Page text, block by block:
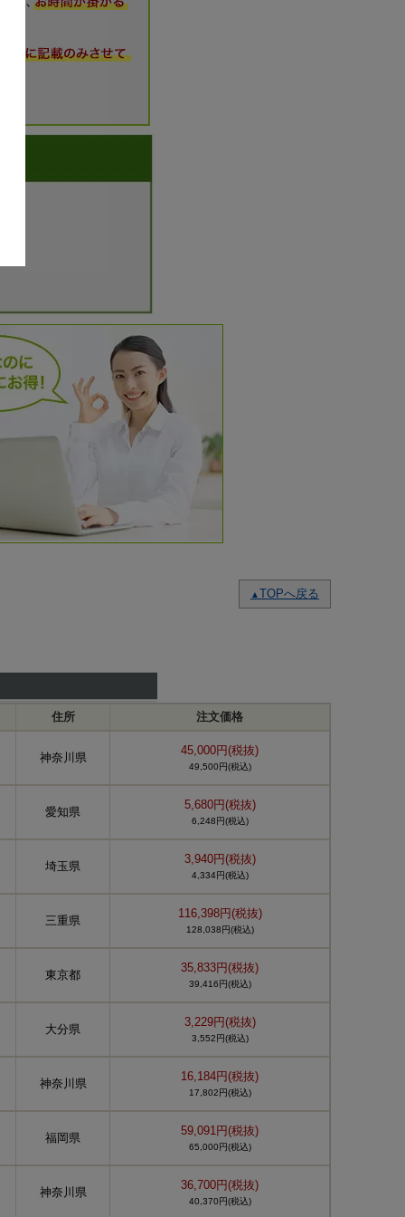
▲TOPへ戻る
住所 注文価格
神奈川県
45,000円(税抜)
49,500円(税込)
愛知県
5,680円(税抜)
6,248円(税込)
埼玉県
3,940円(税抜)
4,334円(税込)
三重県
116,398円(税抜)
128,038円(税込)
東京都
35,833円(税抜)
39,416円(税込)
大分県
3,229円(税抜)
3,552円(税込)
神奈川県
16,184円(税抜)
17,802円(税込)
福岡県
59,091円(税抜)
65,000円(税込)
神奈川県
36,700円(税抜)
40,370円(税込)